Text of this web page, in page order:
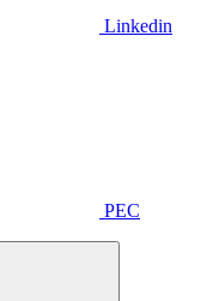
Linkedin
PEC